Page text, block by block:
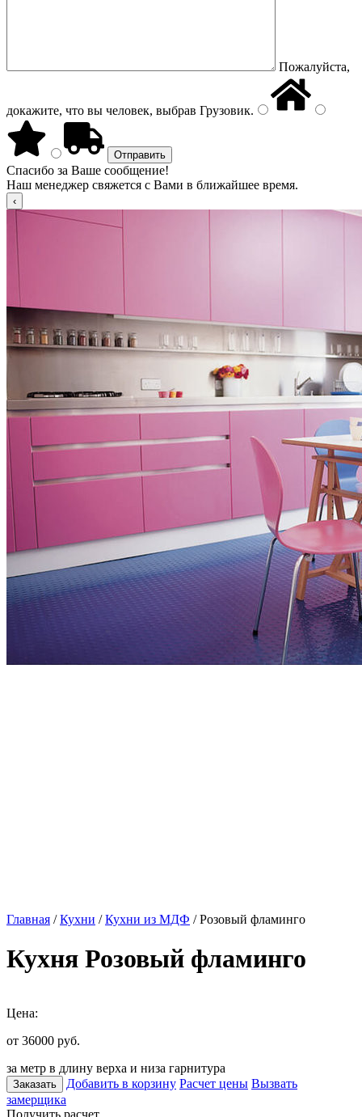
Пожалуйста,
докажите, что вы человек, выбрав Грузовик.
Спасибо за Ваше сообщение!
Наш менеджер свяжется с Вами в ближайшее время.
Главная /Кухни /Кухни из МДФ / Розовый фламинго
Кухня Розовый фламинго
Цена:
от 36000 руб.
за метр в длину верха и низа гарнитура
Заказать Добавить в корзину Расчет цены Вызвать
замерщика
Получить расчет